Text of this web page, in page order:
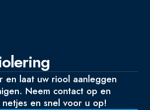
en laat uw riool aanleggen
Neem contact op en
netjes en snel voor u op!